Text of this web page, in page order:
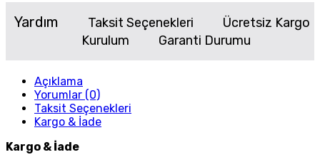
Yardım Taksit Seçenekleri
Ücretsiz Kargo
Kurulum
Garanti Durumu
Açıklama
Yorumlar (0)
Taksit Seçenekleri
Kargo & İade
Kargo & İade